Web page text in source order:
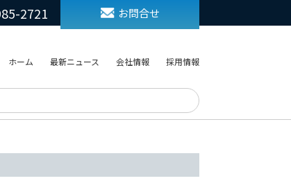
2721 お問合せ
ホーム 最新ニュース 会社情報 採用情報